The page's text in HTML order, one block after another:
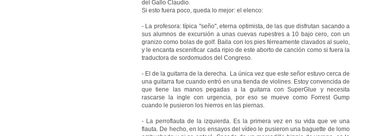
del Gallo Claudio.
Si esto fuera poco, queda lo mejor: el elenco:
- La profesora: típica "seño", eterna optimista, de las que disfrutan sacando a
sus alumnos de excursión a unas cuevas rupestres a 10 bajo cero, con un
granizo como bolas de golf. Baila con los pies férreamente clavados al suelo,
y le encanta escenificar cada ripio de este aborto de canción como si fuera la
traductora de sordomudos del Congreso.
- El de la guitarra de la derecha. La única vez que este señor estuvo cerca de
una guitarra fue cuando entró en una tienda de violines. Estoy convencida de
que tiene las manos pegadas a la guitarra con SuperGlue y necesita
rascarse la ingle con urgencia, por eso se mueve como Forrest Gump
cuando le pusieron los hierros en las piernas.
- La perroflauta de la izquierda. Es la primera vez en su vida que ve una
flauta. De hecho, en los ensayos del vídeo le pusieron una baguette de lomo